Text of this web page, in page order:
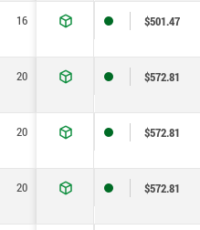
16 $501.47
20 $572.81
20 $572.81
20 $572.81